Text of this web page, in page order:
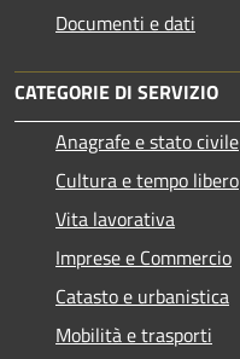
Documenti e dati
CATEGORIE DI SERVIZIO
Anagrafe e stato civile
Cultura e tempo libero
Vita lavorativa
Imprese e Commercio
Catasto e urbanistica
Mobilità e trasporti